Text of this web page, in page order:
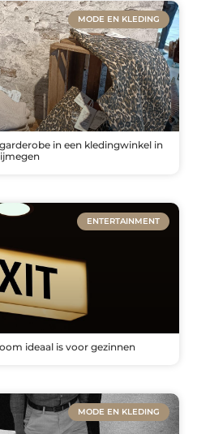
MODE EN KLEDING
in een kledingwinkel in
ENTERTAINMENT
ideaal is voor gezinnen
MODE EN KLEDING